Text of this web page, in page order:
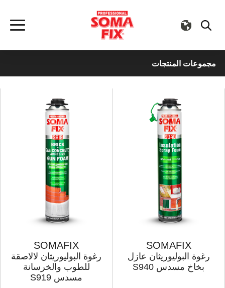
مجموعات المنتجات
SOMAFIX
رغوة البولیوریثان عازل
بخاخ مسدس S940
SOMAFIX
رغوة البولیوریثان لالاصقة
للطوب والخرسانة
مسدس S919